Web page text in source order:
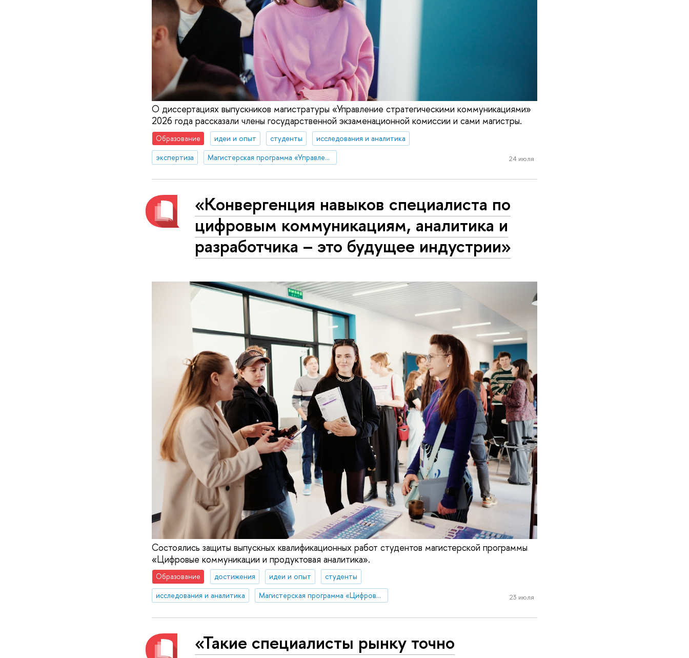
О диссертациях выпускников магистратуры «Управление стратегическими коммуникациями»
2026 года рассказали члены государственной экзаменационной комиссии и сами магистры.
Образование идеи и опыт студенты
исследования и аналитика
экспертиза
Магистерская программа «Управление стратегическими коммуникациями» 24 июля
«Конвергенция навыков специалиста по
цифровым коммуникациям, аналитика и
разработчика – это будущее индустрии»
Состоялись защиты выпускных квалификационных работ студентов магистерской программы
«Цифровые коммуникации и продуктовая аналитика».
Образование достижения идеи и опыт
студенты
исследования и аналитика
Магистерская программа «Цифровые коммуникации и продуктовая аналитика» 23 июля
«Такие специалисты рынку точно